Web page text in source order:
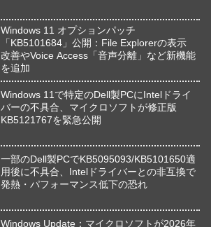
Windows 11 オプションパッチ
「KB5101684」公開：File Explorerの表示
改善やVoice Access「音声分離」など新機能
を追加
Windows 11で特定のDell製PCにIntelドライ
バーの不具合、マイクロソフトが修正版
KB5121767を緊急公開
一部のDell製PCでKB5095093/KB5101650適
用後に不具合、Intelドライバーとの非互換で
発熱・パフォーマンス低下の恐れ
Windows Update：マイクロソフトが2026年